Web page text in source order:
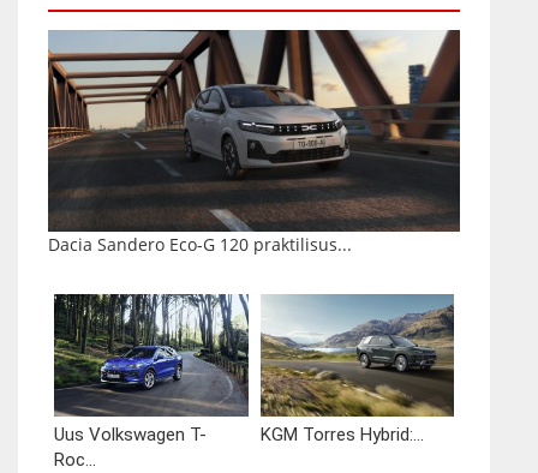
Dacia Sandero Eco-G 120 praktilisus...
Uus Volkswagen T-
Roc...
KGM Torres Hybrid:...